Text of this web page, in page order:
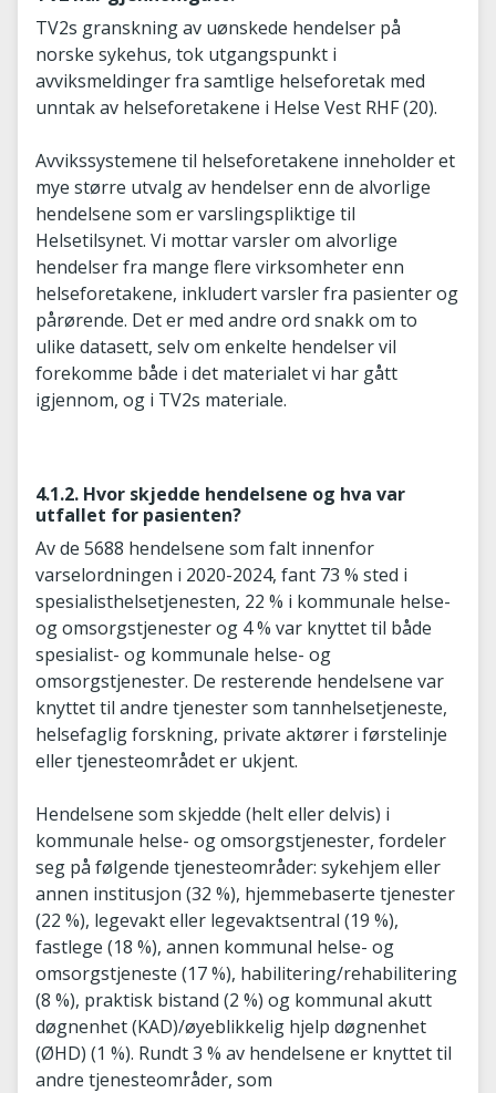
TV2s granskning av uønskede hendelser på
norske sykehus, tok utgangspunkt i
avviksmeldinger fra samtlige helseforetak med
unntak av helseforetakene i Helse Vest RHF (20).
Avvikssystemene til helseforetakene inneholder et
mye større utvalg av hendelser enn de alvorlige
hendelsene som er varslingspliktige til
Helsetilsynet. Vi mottar varsler om alvorlige
hendelser fra mange flere virksomheter enn
helseforetakene, inkludert varsler fra pasienter og
pårørende. Det er med andre ord snakk om to
ulike datasett, selv om enkelte hendelser vil
forekomme både i det materialet vi har gått
igjennom, og i TV2s materiale.
4.1.2. Hvor skjedde hendelsene og hva var
utfallet for pasienten?
Av de 5688 hendelsene som falt innenfor
varselordningen i 2020-2024, fant 73 % sted i
spesialisthelsetjenesten, 22 % i kommunale helse-
og omsorgstjenester og 4 % var knyttet til både
spesialist- og kommunale helse- og
omsorgstjenester. De resterende hendelsene var
knyttet til andre tjenester som tannhelsetjeneste,
helsefaglig forskning, private aktører i førstelinje
eller tjenesteområdet er ukjent.
Hendelsene som skjedde (helt eller delvis) i
kommunale helse- og omsorgstjenester, fordeler
seg på følgende tjenesteområder: sykehjem eller
annen institusjon (32 %), hjemmebaserte tjenester
(22 %), legevakt eller legevaktsentral (19 %),
fastlege (18 %), annen kommunal helse- og
omsorgstjeneste (17 %), habilitering/rehabilitering
(8 %), praktisk bistand (2 %) og kommunal akutt
døgnenhet (KAD)/øyeblikkelig hjelp døgnenhet
(ØHD) (1 %). Rundt 3 % av hendelsene er knyttet til
andre tjenesteområder, som